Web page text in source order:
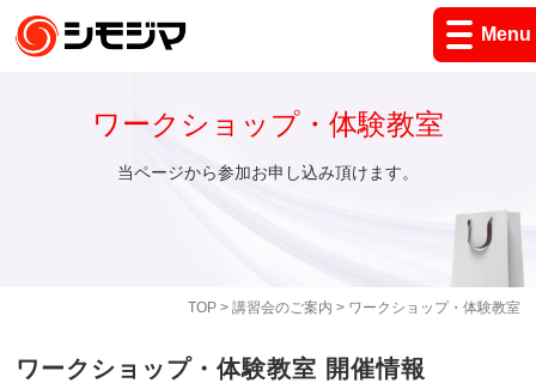
Menu
TOP> 講習会のご案内 > ワークショップ・体験教室
ワークショップ・体験教室
当ページから参加お申し込み頂けます。
ワークショップ・体験教室 開催情報